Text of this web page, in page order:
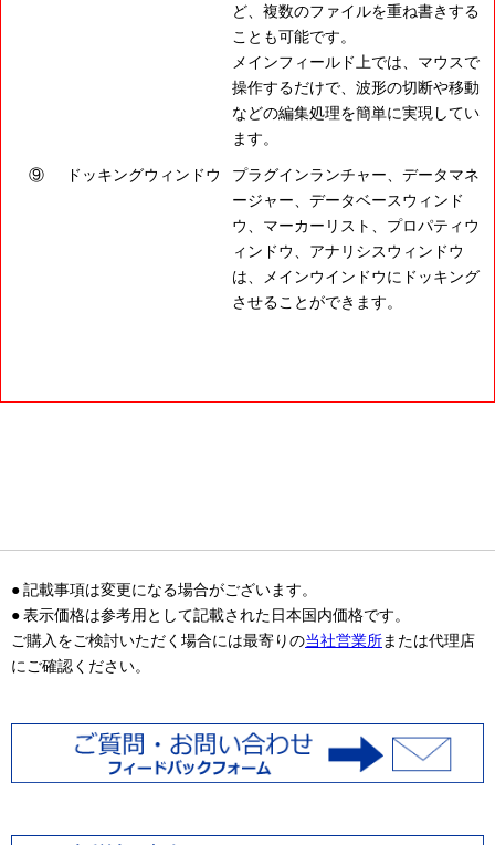
ど、複数のファイルを重ね書きする
ことも可能です。
メインフィールド上では、マウスで
操作するだけで、波形の切断や移動
などの編集処理を簡単に実現してい
ます。
⑨ ドッキングウィンドウ
プラグインランチャー、データマネ
ージャー、データベースウィンド
ウ、マーカーリスト、プロパティウ
ィンドウ、アナリシスウィンドウ
は、メインウインドウにドッキング
させることができます。
● 記載事項は変更になる場合がございます。
● 表示価格は参考用として記載された日本国内価格です。
ご購入をご検討いただく場合には最寄りの当社営業所または代理店
にご確認ください。